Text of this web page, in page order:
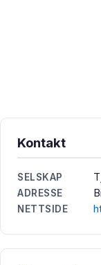
Kontakt
SELSKAP
ADRESSE
NETTSIDE